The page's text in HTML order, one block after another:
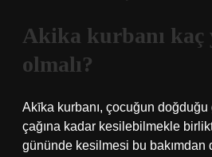
Akika kurbanı kaç
olmalı?
Akīka kurbanı, çocuğun
çağına kadar kesilebilmekle
gününde kesilmesi bu bakımdan